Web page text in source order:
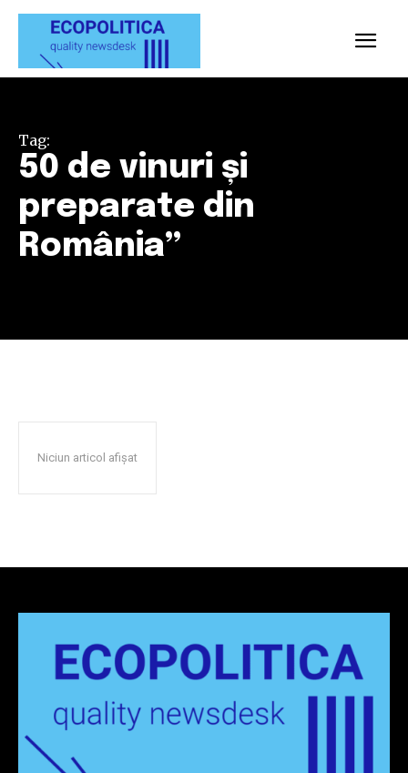
Tag:
50 de vinuri și
preparate din
România”
Niciun articol afișat